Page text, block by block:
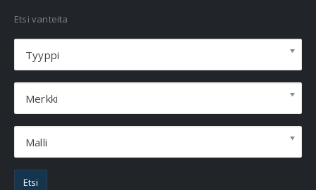
Etsi vanteita
Tyyppi
Merkki
Malli
Etsi